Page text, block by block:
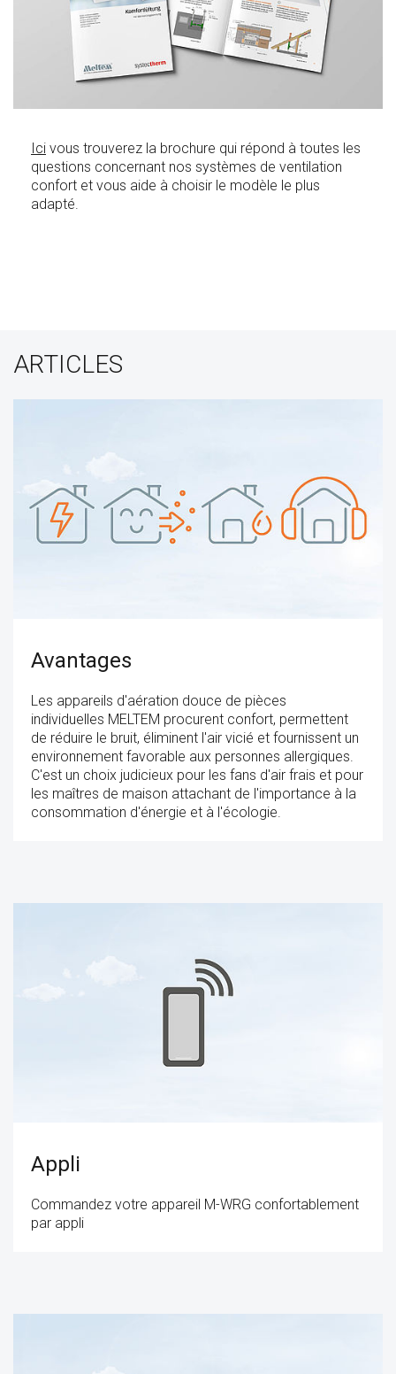
Ici vous trouverez la brochure qui répond à toutes les
questions concernant nos systèmes de ventilation
confort et vous aide à choisir le modèle le plus
adapté.
ARTICLES
Avantages
Les appareils d'aération douce de pièces
individuelles MELTEM procurent confort, permettent
de réduire le bruit, éliminent l'air vicié et fournissent un
environnement favorable aux personnes allergiques.
C'est un choix judicieux pour les fans d'air frais et pour
les maîtres de maison attachant de l'importance à la
consommation d'énergie et à l'écologie.
Appli
Commandez votre appareil M-WRG confortablement
par appli